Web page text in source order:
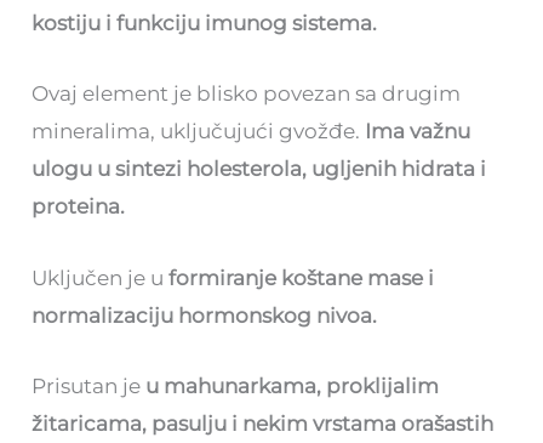
kostiju i funkciju imunog sistema.
Ovaj element je blisko povezan sa drugim
mineralima, uključujući gvožđe. Ima važnu
ulogu u sintezi holesterola, ugljenih hidrata i
proteina.
Uključen je uformiranje koštane mase i
normalizaciju hormonskog nivoa.
Prisutan je u mahunarkama, proklijalim
žitaricama, pasulju i nekim vrstama orašastih